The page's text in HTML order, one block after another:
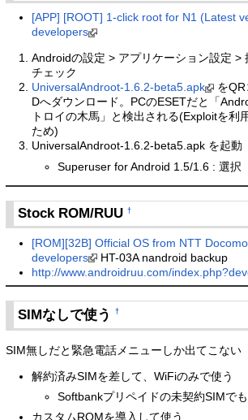
[APP] [ROOT] 1-click root for N1 (Latest
developers
Androidの設定 > アプリケーション設定 >
チェック
UniversalAndroot-1.6.2-beta5.apk
を
Dへダウンロード。PCのESETだと「
トロイの木馬」と検出される(Exploitを利
ため)
UniversalAndroot-1.6.2-beta5.apk を起動
Superuser for Android 1.5/1.6 : 選択
Stock ROM/RUU†
[ROM][32B] Official OS from NTT
developers
HT-03A nandroid backup
http://www.androidruu.com/
SIMなしで使う†
SIM無しだと緊急電話メニューしか出てこない
解約済みSIMを差して、WiFiのみで使う
Softbankプリペイドの未契約SIMで
カスタムROMを導入して使う